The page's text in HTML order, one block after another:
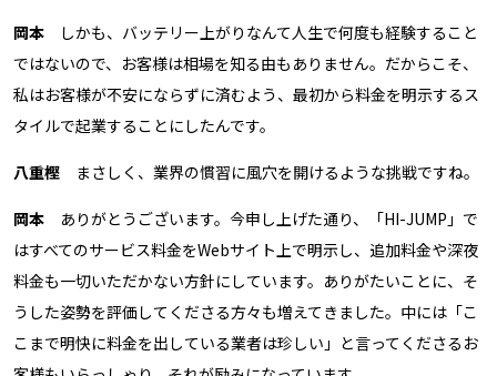
岡本 しかも、バッテリー上がりなんて人生で何度も経験すること
ではないので、お客様は相場を知る由もありません。だからこそ、
私はお客様が不安にならずに済むよう、最初から料金を明示するス
タイルで起業することにしたんです。
八重樫 まさしく、業界の慣習に風穴を開けるような挑戦ですね。
岡本 ありがとうございます。今申し上げた通り、「HI-JUMP」で
はすべてのサービス料金をWebサイト上で明示し、追加料金や深夜
料金も一切いただかない方針にしています。ありがたいことに、そ
うした姿勢を評価してくださる方々も増えてきました。中には「こ
こまで明快に料金を出している業者は珍しい」と言ってくださるお